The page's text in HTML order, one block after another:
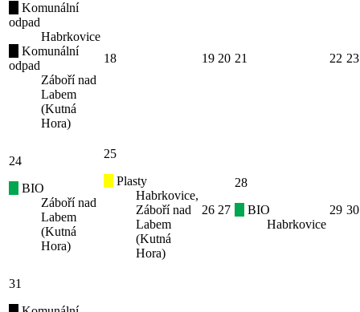
Komunální
odpad
Habrkovice
Komunální
odpad
Záboří nad
Labem
(Kutná
Hora)
18 19 20 21 22 23
24
BIO
Záboří nad
Labem
(Kutná
Hora)
25
Plasty
Habrkovice,
Záboří nad
Labem
(Kutná
Hora)
26 27
28
BIO
Habrkovice
29 30
31